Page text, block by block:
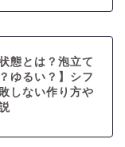
態とは？泡立て
ゆるい？】シフ
しない作り方や